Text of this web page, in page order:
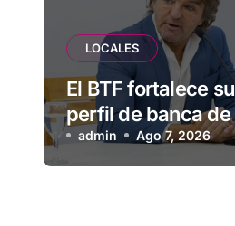
LOCALES
El BTF fortalece su
perfil de banca de
desarrollo con
nuevas
admin Ago 7, 2026